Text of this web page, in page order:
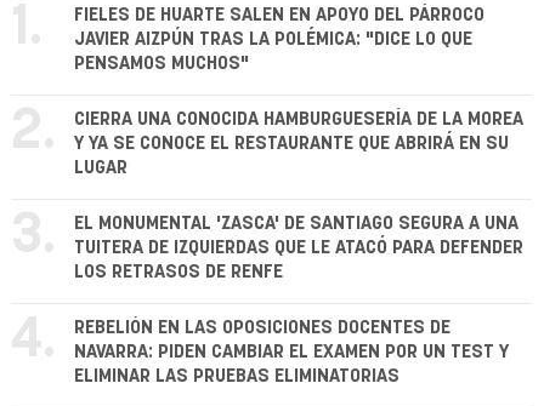
1.
FIELES DE HUARTE SALEN EN APOYO DEL PÁRROCO
JAVIER AIZPÚN TRAS LA POLÉMICA: "DICE LO QUE
PENSAMOS MUCHOS"
2.
CIERRA UNA CONOCIDA HAMBURGUESERÍA DE LA MOREA
Y YA SE CONOCE EL RESTAURANTE QUE ABRIRÁ EN SU
LUGAR
3.
EL MONUMENTAL 'ZASCA' DE SANTIAGO SEGURA A UNA
TUITERA DE IZQUIERDAS QUE LE ATACÓ PARA DEFENDER
LOS RETRASOS DE RENFE
4.
REBELIÓN EN LAS OPOSICIONES DOCENTES DE
NAVARRA: PIDEN CAMBIAR EL EXAMEN POR UN TEST Y
ELIMINAR LAS PRUEBAS ELIMINATORIAS